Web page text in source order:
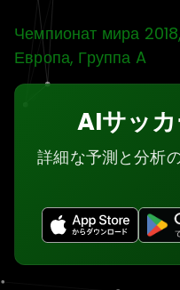
Чемпионат мира
Европа, Группа A
AIサッ
詳細な予測と分析